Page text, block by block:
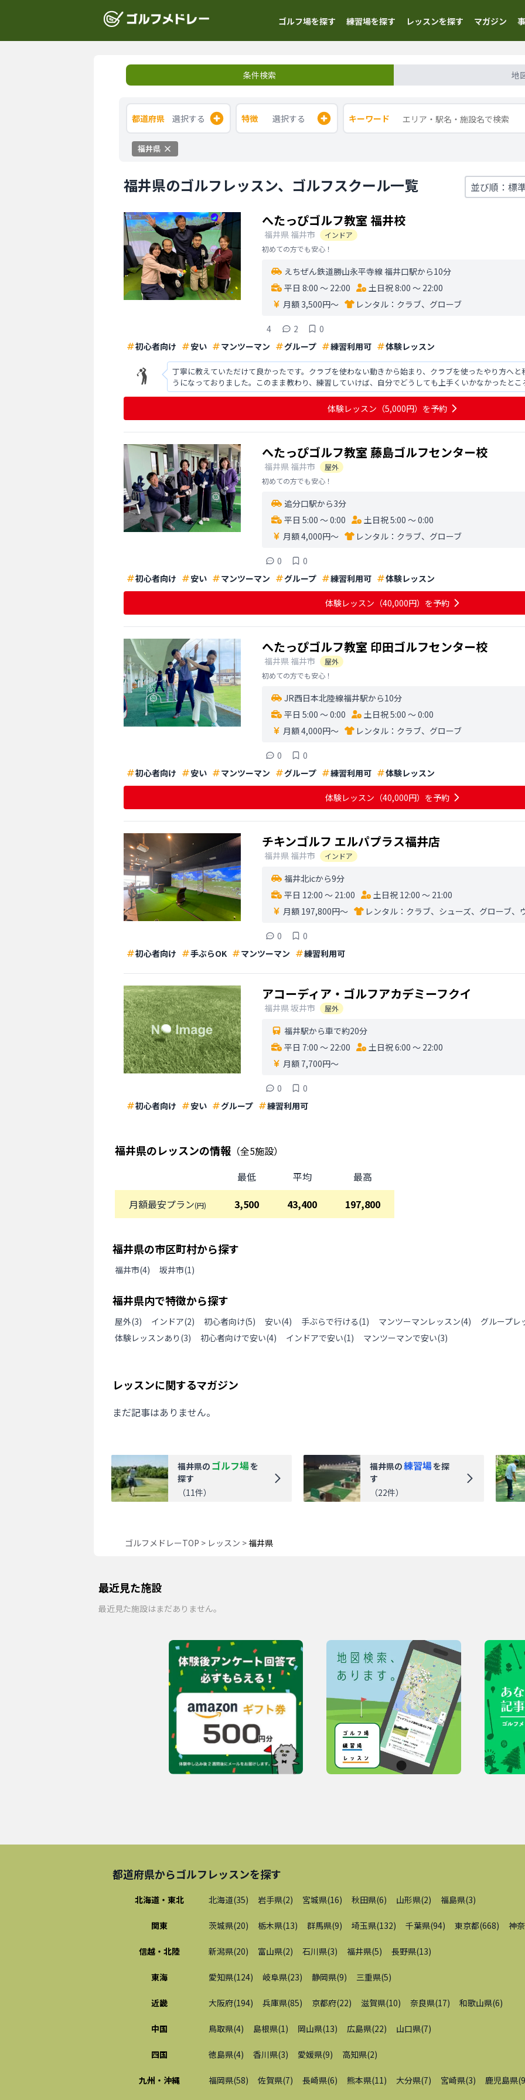
ゴルフ場を探す 練習場を探す レッスンを探す マガジン
条件検索 地
都道府県 選択する 特徴 選択する キーワード
福井県
福井県のゴルフレッスン、ゴルフスクール一覧
へたっぴゴルフ教室 福井校
福井県 福井市
インドア
初めての方でも安心！
えちぜん鉄道勝山永平寺線 福井口駅から10分
平日 8:00 〜 22:00
土日祝 8:00 〜 22:00
月額 3,500円〜
レンタル： クラブ、グローブ
4 2
0
初心者向け
安い マンツーマン グループ 練習利用可 体験レッスン
丁寧に教えていただけて良かったです。クラブを使わない動きから始まり、クラブを使ったやり方へ
うになっておりました。このまま教わり、練習していけば、自分でどうしても上手くいかなかったと
が分かりにくく、案内板が置いてあるといいなと感
体験レッスン （5,000円） を予約
へたっぴゴルフ教室 藤島ゴルフセンター校
福井県 福井市
屋外
初めての方でも安心！
追分口駅から3分
平日 5:00 〜 0:00
土日祝 5:00 〜 0:00
月額 4,000円〜
レンタル： クラブ、グローブ
0
0
初心者向け
安い マンツーマン グループ 練習利用可 体験レッスン
体験レッスン （40,000円） を予約
へたっぴゴルフ教室 印田ゴルフセンター校
福井県 福井市
屋外
初めての方でも安心！
JR西日本北陸線福井駅から10分
平日 5:00 〜 0:00
土日祝 5:00 〜 0:00
月額 4,000円〜
レンタル： クラブ、グローブ
0
0
初心者向け
安い マンツーマン グループ 練習利用可 体験レッスン
体験レッスン （40,000円） を予約
チキンゴルフ エルパプラス福井店
福井県 福井市 インドア
福井北icから9分
平日 12:00 〜 21:00
土日祝 12:00 〜 21:00
月額 197,800円〜
レンタル： クラブ、シューズ、グローブ、
0
0
初心者向け
手ぶらOK マンツーマン 練習利用可
アコーディア・ゴルフアカデミーフクイ
福井県坂井市 屋外
福井駅から車で約20分
平日 7:00 〜 22:00
土日祝 6:00 〜 22:00
月額 7,700円〜
0
0
初心者向け
安い グループ 練習利用可
福井県のレッスンの情報 （全5施設）
最低
平均
最高
月額最安プラン(円) 3,500 43,400 197,800
福井県の市区町村から探す
福井市(4) 坂井市(1)
福井県内で特徴から探す
屋外(3) インドア(2) 初心者向け(5) 安い(4) 手ぶらで行ける(1) マンツーマンレッスン(4)
グループレ
体験レッスンあり (3) 初心者向けで安い(4) インドアで安い(1) マンツーマンで安い(3)
レッスンに関するマガジン
まだ記事はありません。
福井県の ゴルフ場を
探す
（11件）
福井県の練習場を探
す
（22件）
ゴルフメドレーTOP > レッスン >福井県
最近見た施設
最近見た施設はまだありません。
都道府県からゴルフレッスンを探す
北海道・東北 北海道(35) 岩手県(2) 宮城県(16) 秋田県(6) 山形県(2) 福島県(3)
関東 茨城県(20) 栃木県(13) 群馬県(9) 埼玉県(132) 千葉県(94) 東京都(668) 神
信越・北陸 新潟県(20) 富山県(2) 石川県(3) 福井県(5) 長野県(13)
東海 愛知県(124) 岐阜県(23) 静岡県(9) 三重県(5)
近畿 大阪府(194) 兵庫県(85) 京都府(22) 滋賀県(10) 奈良県(17) 和歌山県(6)
中国 鳥取県(4) 島根県(1) 岡山県(13) 広島県(22) 山口県(7)
四国 徳島県(4) 香川県(3) 愛媛県(9) 高知県(2)
九州・沖縄 福岡県(58) 佐賀県(7) 長崎県(6) 熊本県(11) 大分県(7) 宮崎県(3) 鹿児島県(9